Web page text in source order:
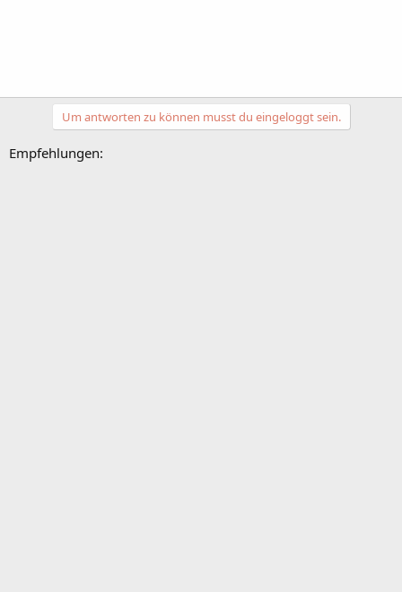
Um antworten zu können musst du eingeloggt sein.
Empfehlungen: